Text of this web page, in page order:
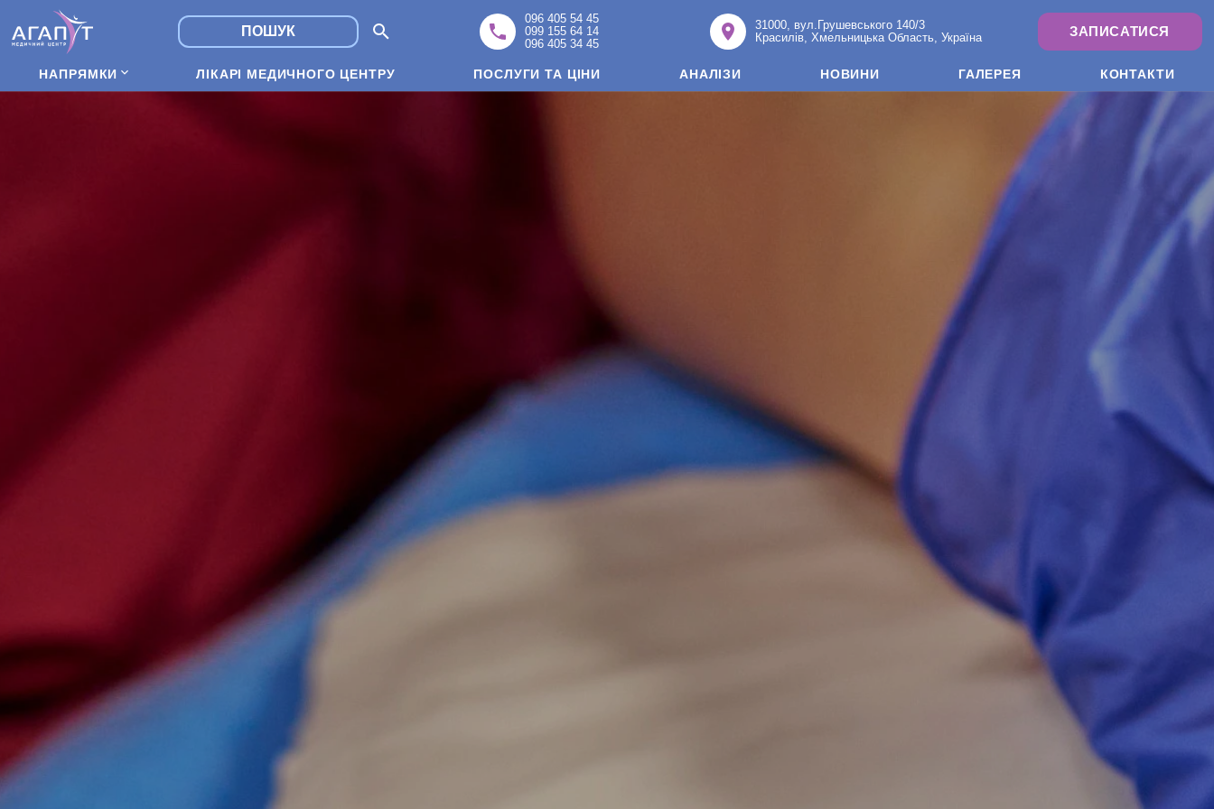
096 405 54 45
099 155 64 14
096 405 34 45
31000, вул.Грушевського 140/3
Красилів, Хмельницька Область, Україна
ЗАПИСАТИСЯ
НАПРЯМКИ ЛІКАРІ МЕДИЧНОГО ЦЕНТРУ ПОСЛУГИ ТА ЦІНИ АНАЛІЗИ НОВИНИ ГАЛЕРЕЯ КОНТАКТИ